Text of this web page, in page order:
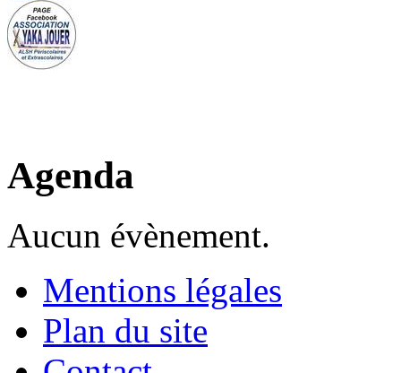
Agenda
Aucun évènement.
Mentions légales
Plan du site